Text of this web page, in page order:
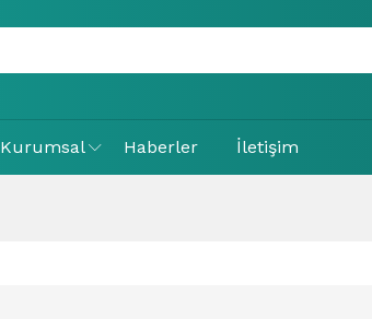
Kurumsal Haberler İletişim